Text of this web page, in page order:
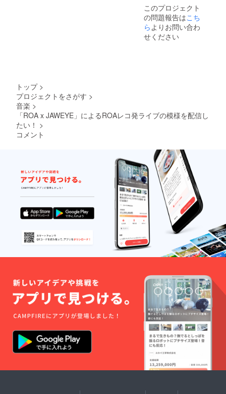
United
Athle
オーセ
ン
表は画
す。 ※
配送料
は購入
者負担
となり
売致し
※Tシャ
ツ詳細
United
Athle
オーセ
ン
ティッ
ク スー
パーヘ
ヴィー
ウェイ
ト 7.1オ
ンス T
表は画
像参照
くださ
い
い。
このプロジェクト
の問題報告はこち
ら よりお問い合わ
せください
トップ >
プロジェクトをさがす >
音楽 >
「ROA x JAWEYE」によるROAレコ発ライブの模様を配信し
たい！ >
コメント